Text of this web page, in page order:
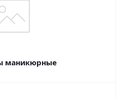
маникюрные